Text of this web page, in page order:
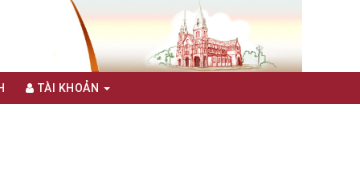
TÀI KHOẢN